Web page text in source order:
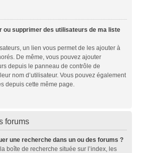
ou supprimer des utilisateurs de ma liste
un lien vous permet de les ajouter à
De même, vous pouvez ajouter
depuis le panneau de contrôle de
nom d’utilisateur. Vous pouvez également
depuis cette même page.
forums
une recherche dans un ou des forums ?
boîte de recherche située sur l’index, les